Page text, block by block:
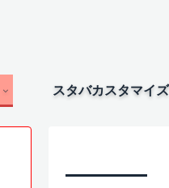
スタバカスタマイズ